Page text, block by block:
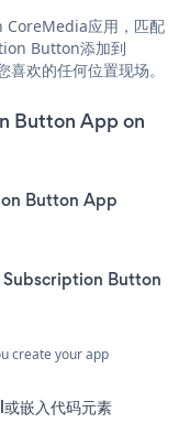
应用，匹配
Button添加到
欢的任何位置现场。
Button App on
Button App
Button
create your app
嵌入代码元素